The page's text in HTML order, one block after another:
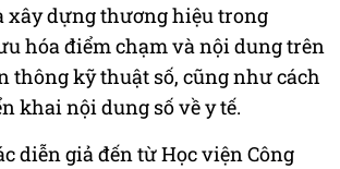
xây dựng thương hiệu trong
hóa điểm chạm và nội dung trên
thông kỹ thuật số, cũng như cách
khai nội dung số về y tế.
diễn giả đến từ Học viện Công